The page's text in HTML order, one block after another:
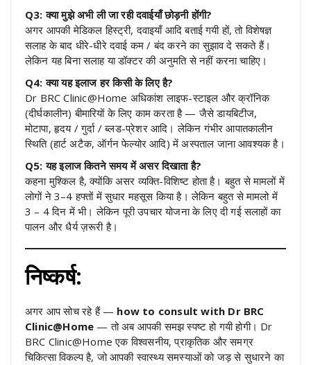
Q3: क्या मुझे अभी ली जा रही दवाईयाँ छोड़नी होंगी?
अगर आपकी मेडिकल हिस्ट्री, दवाइयाँ आदि बताई गयी हों, तो विशेषज्ञ
सलाह के बाद धीरे-धीरे दवाई कम / बंद करने का सुझाव दे सकते हैं।
लेकिन यह बिना सलाह या डॉक्टर की अनुमति से नहीं करना चाहिए।
Q4: क्या यह इलाज हर किसी के लिए है?
Dr BRC Clinic@Home अधिकांश लाइफ-स्टाइल और क्रॉनिक
(दीर्घकालीन) बीमारियों के लिए काम करता है — जैसे डायबिटीज,
मोटापा, हृदय / गुर्दा / ब्लड-प्रेशर आदि। लेकिन गंभीर आपातकालीन
स्थिति (हार्ट अटैक, ऑर्गन फेल्योर आदि) में अस्पताल जाना आवश्यक है।
Q5: यह इलाज कितने समय में असर दिखाता है?
कहना मुश्किल है, क्योंकि असर व्यक्ति-विशिष्ट होता है। बहुत से मामलों में
लोगों ने 3–4 हफ्तों में सुधार महसूस किया है। लेकिन बहुत से मामलो में
3 – 4 दिन में भी। लेकिन पूरी उपचार योजना के लिए दी गई सलाहों का
पालन और धैर्य ज़रूरी है।
निष्कर्ष:
अगर आप सोच रहे हैं — how to consult with Dr BRC
Clinic@Home — तो अब आपकी समझ स्पष्ट हो गयी होगी। Dr
BRC Clinic@Home एक विश्वसनीय, प्राकृतिक और समग्र
चिकित्सा विकल्प है, जो आपकी स्वास्थ्य समस्याओं को जड़ से सुधारने का